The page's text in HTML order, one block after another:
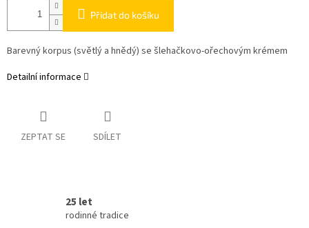
Přidat do košíku
Barevný korpus (světlý a hnědý) se šlehačkovo-ořechovým krémem
Detailní informace
ZEPTAT SE SDÍLET
25 let
rodinné tradice